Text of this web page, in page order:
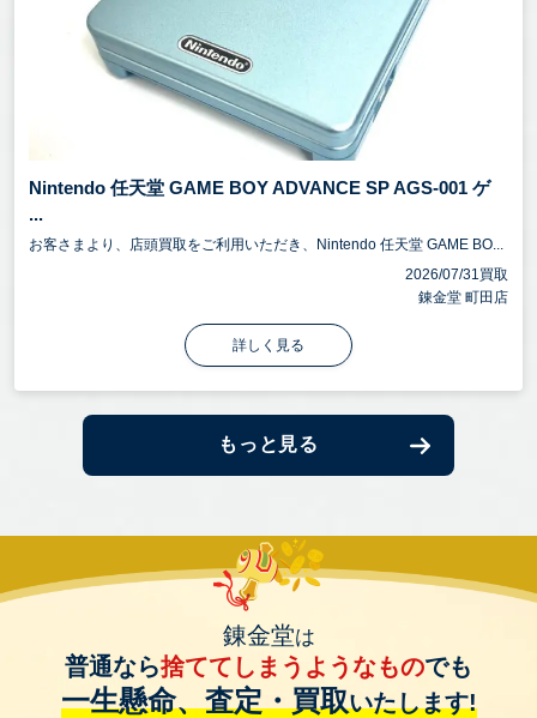
Nintendo 任天堂 GAME BOY ADVANCE SP AGS-001 ゲ
...
お客さまより、店頭買取をご利用いただき、Nintendo 任天堂 GAME BO...
2026/07/31買取
錬金堂 町田店
詳しく見る
もっと見る
錬金堂は
普通なら捨ててしまうようなものでも
一生懸命、査定・買取いたします!